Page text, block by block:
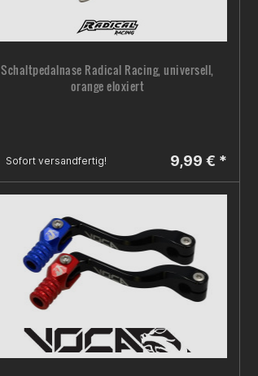
Schaltpedalnase Radical Racing, universell,
orange eloxiert
Sofort versandfertig! 9,99 € *